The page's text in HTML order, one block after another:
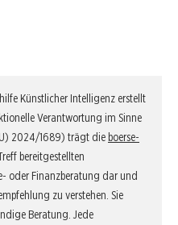
Künstlicher Intelligenz erstellt
Verantwortung im Sinne
2024/1689) trägt die boerse-
bereitgestellten
oder Finanzberatung dar und
zu verstehen. Sie
Beratung. Jede